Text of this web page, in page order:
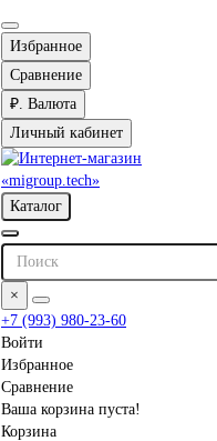
Избранное
Сравнение
₽. Валюта
Личный кабинет
Каталог
×
+7 (993) 980-23-60
Войти
Избранное
Сравнение
Ваша корзина пуста!
Корзина